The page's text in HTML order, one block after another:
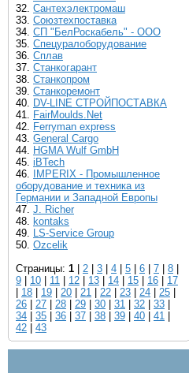
32. Cантехэлектромаш
33. Cоюзтехпоставка
34. CП "БелРоскабель" - ООО
35. Cпецуралоборудование
36. Cплав
37. Cтанкогарант
38. Cтанкопром
39. Cтанкоремонт
40. DV-LINE СТРОЙПОСТАВКА
41. FairMoulds.Net
42. Ferryman express
43. General Cargo
44. HGMA Wulf GmbH
45. iBTech
46.
IMPERIX - Промышленное
оборудование и техника из
Германии и Западной Европы
47. J. Richer
48. kontaks
49. LS-Service Group
50. Ozcelik
Страницы: 1 2 3 4 5 6 7 8
9
10 11 12 13 14 15 16
17
18 19 20 21 22 23 24 25
26
27 28 29 30 31 32 33
34
35 36 37 38 39 40 41
42
43